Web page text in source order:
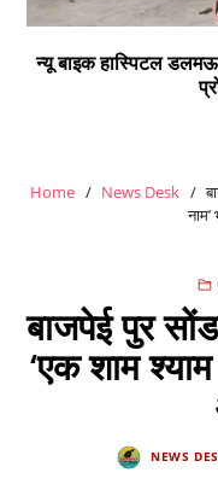
न्यू बाइक हास्पिटल
Home News Desk
बाजपेई पुर
‘एक शाम
NEWS